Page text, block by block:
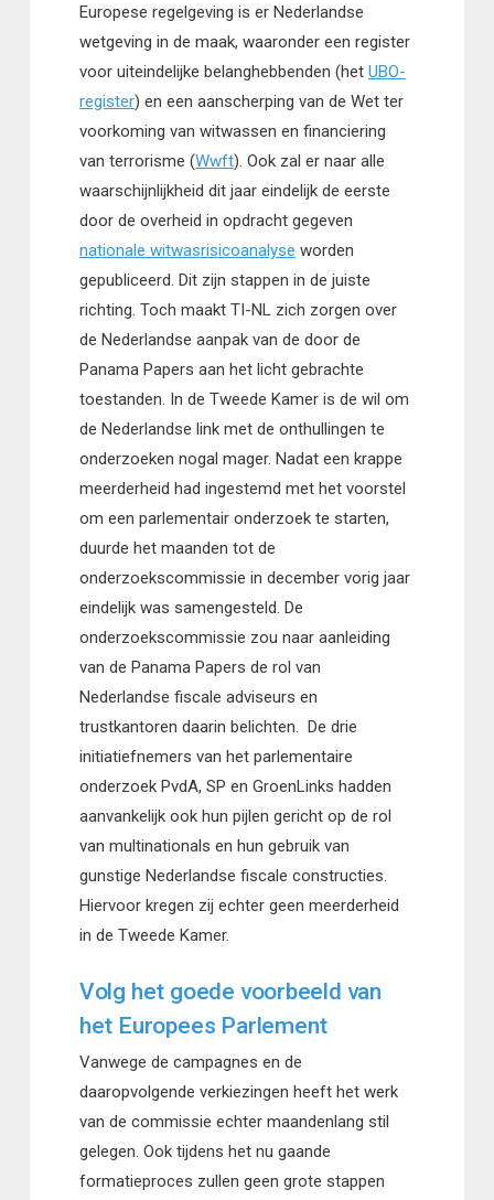
Europese regelgeving is er Nederlandse
wetgeving in de maak, waaronder een register
voor uiteindelijke belanghebbenden (het UBO-
register) en een aanscherping van de Wet ter
voorkoming van witwassen en financiering
van terrorisme (Wwft). Ook zal er naar alle
waarschijnlijkheid dit jaar eindelijk de eerste
door de overheid in opdracht gegeven
nationale witwasrisicoanalyse worden
gepubliceerd. Dit zijn stappen in de juiste
richting. Toch maakt TI-NL zich zorgen over
de Nederlandse aanpak van de door de
Panama Papers aan het licht gebrachte
toestanden. In de Tweede Kamer is de wil om
de Nederlandse link met de onthullingen te
onderzoeken nogal mager. Nadat een krappe
meerderheid had ingestemd met het voorstel
om een parlementair onderzoek te starten,
duurde het maanden tot de
onderzoekscommissie in december vorig jaar
eindelijk was samengesteld. De
onderzoekscommissie zou naar aanleiding
van de Panama Papers de rol van
Nederlandse fiscale adviseurs en
trustkantoren daarin belichten. De drie
initiatiefnemers van het parlementaire
onderzoek PvdA, SP en GroenLinks hadden
aanvankelijk ook hun pijlen gericht op de rol
van multinationals en hun gebruik van
gunstige Nederlandse fiscale constructies.
Hiervoor kregen zij echter geen meerderheid
in de Tweede Kamer.
Volg het goede voorbeeld van
het Europees Parlement
Vanwege de campagnes en de
daaropvolgende verkiezingen heeft het werk
van de commissie echter maandenlang stil
gelegen. Ook tijdens het nu gaande
formatieproces zullen geen grote stappen